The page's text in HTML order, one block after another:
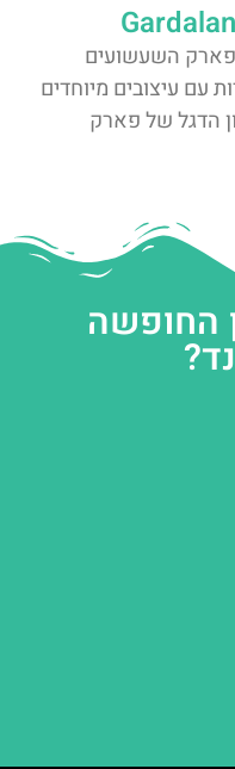
פארק השעשועים
עם עיצובים מיוחדים
הדגל של פארק
החופשה